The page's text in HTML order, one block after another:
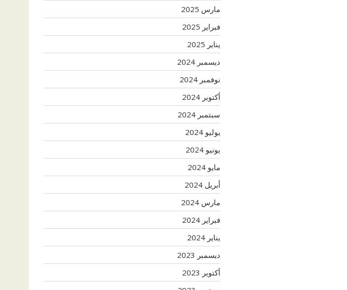
مارس 2025
فبراير 2025
يناير 2025
ديسمبر 2024
نوفمبر 2024
أكتوبر 2024
سبتمبر 2024
يوليو 2024
يونيو 2024
مايو 2024
أبريل 2024
مارس 2024
فبراير 2024
يناير 2024
ديسمبر 2023
أكتوبر 2023